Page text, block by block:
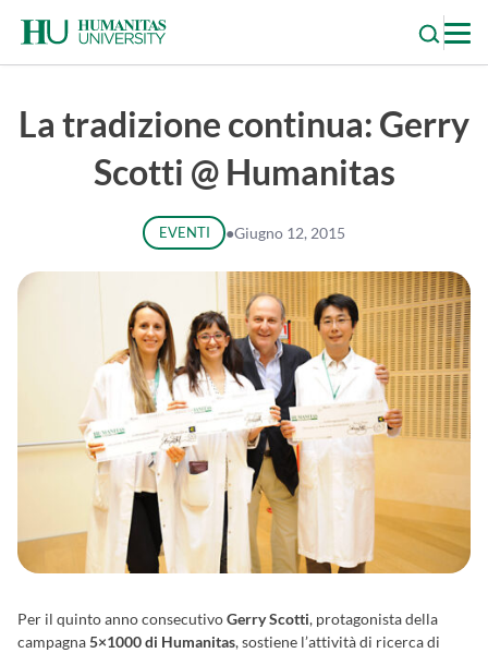
content
La tradizione continua: Gerry
Scotti @ Humanitas
EVENTI ●Giugno 12, 2015
Per il quinto anno consecutivoGerry Scotti, protagonista della
campagna5×1000 di Humanitas, sostiene l’attività di ricerca di